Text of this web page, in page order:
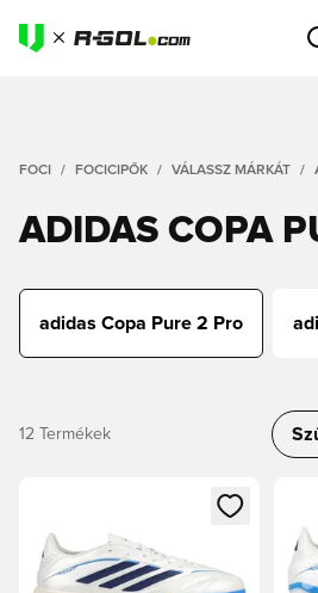
FOCI FOCICIPŐK VÁLASSZ MÁRKÁT
ADIDAS COPA
adidas Copa Pure 2 Pro
12 Termékek
Megnyit egy modált a